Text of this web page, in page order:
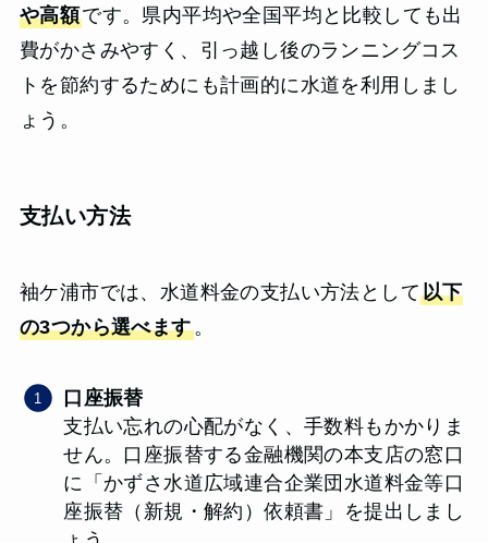
や高額です。県内平均や全国平均と比較しても出
費がかさみやすく、引っ越し後のランニングコス
トを節約するためにも計画的に水道を利用しまし
ょう。
支払い方法
袖ケ浦市では、水道料金の支払い方法として以下
の3つから選べます。
口座振替
支払い忘れの心配がなく、手数料もかかりま
せん。口座振替する金融機関の本支店の窓口
に「かずさ水道広域連合企業団水道料金等口
座振替（新規・解約）依頼書」を提出しまし